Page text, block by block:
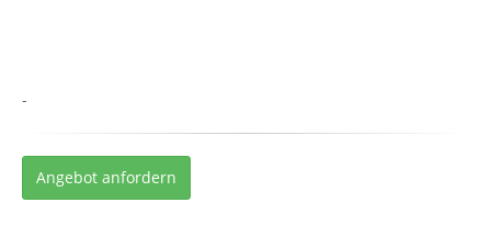
-
Angebot anfordern